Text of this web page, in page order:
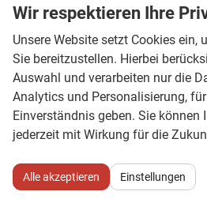
Fußgängererkennung,
Stopp-Anlage
Innen
Ambiente-Beleuchtung
Innenraumfilter
Klimatisierung
Wir respektieren Ihre
Unsere Website setzt Cookies ein,
Sie bereitzustellen. Hierbei
Auswahl und verarbeiten nur die
Analytics und Personalisierung,
Einverständnis geben. Sie können
jederzeit mit Wirkung für die
Alle akzeptieren Einstellungen